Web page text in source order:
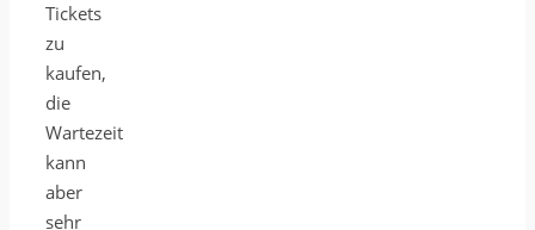
Tickets
zu
kaufen,
die
Wartezeit
kann
aber
sehr